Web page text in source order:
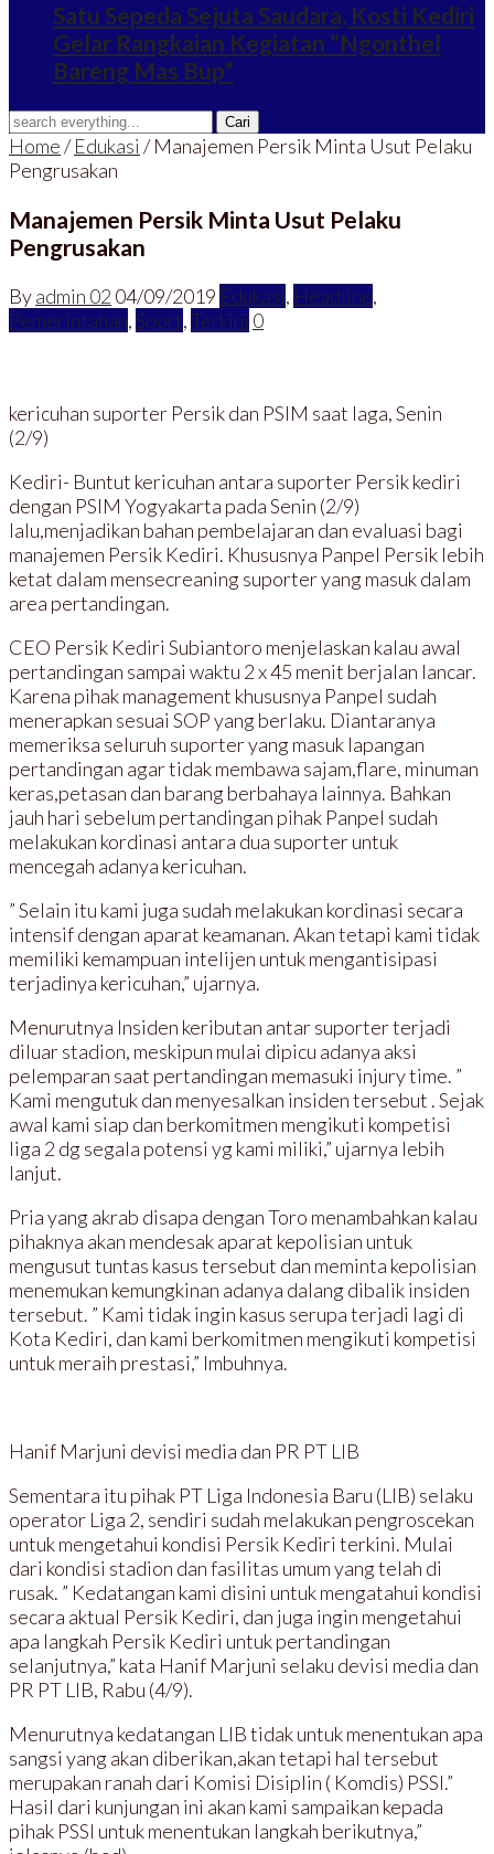
Satu Sepeda Sejuta Saudara, Kosti Kediri
Gelar Rangkaian Kegiatan “Ngonthel
Bareng Mas Bup”
Home/Edukasi /Manajemen Persik Minta Usut Pelaku
Pengrusakan
Manajemen Persik Minta Usut Pelaku
Pengrusakan
Byadmin 02 04/09/2019 Edukasi, Headline,
Pemerintahan, Sport,Terkini 0
kericuhan suporter Persik dan PSIM saat laga, Senin
(2/9)
Kediri- Buntut kericuhan antara suporter Persik kediri
dengan PSIM Yogyakarta pada Senin (2/9)
lalu,menjadikan bahan pembelajaran dan evaluasi bagi
manajemen Persik Kediri. Khususnya Panpel Persik lebih
ketat dalam mensecreaning suporter yang masuk dalam
area pertandingan.
CEO Persik Kediri Subiantoro menjelaskan kalau awal
pertandingan sampai waktu 2 x 45 menit berjalan lancar.
Karena pihak management khususnya Panpel sudah
menerapkan sesuai SOP yang berlaku. Diantaranya
memeriksa seluruh suporter yang masuk lapangan
pertandingan agar tidak membawa sajam,flare, minuman
keras,petasan dan barang berbahaya lainnya. Bahkan
jauh hari sebelum pertandingan pihak Panpel sudah
melakukan kordinasi antara dua suporter untuk
mencegah adanya kericuhan.
” Selain itu kami juga sudah melakukan kordinasi secara
intensif dengan aparat keamanan. Akan tetapi kami tidak
memiliki kemampuan intelijen untuk mengantisipasi
terjadinya kericuhan,” ujarnya.
Menurutnya Insiden keributan antar suporter terjadi
diluar stadion, meskipun mulai dipicu adanya aksi
pelemparan saat pertandingan memasuki injury time. ”
Kami mengutuk dan menyesalkan insiden tersebut . Sejak
awal kami siap dan berkomitmen mengikuti kompetisi
liga 2 dg segala potensi yg kami miliki,” ujarnya lebih
lanjut.
Pria yang akrab disapa dengan Toro menambahkan kalau
pihaknya akan mendesak aparat kepolisian untuk
mengusut tuntas kasus tersebut dan meminta kepolisian
menemukan kemungkinan adanya dalang dibalik insiden
tersebut. ” Kami tidak ingin kasus serupa terjadi lagi di
Kota Kediri, dan kami berkomitmen mengikuti kompetisi
untuk meraih prestasi,” Imbuhnya.
Hanif Marjuni devisi media dan PR PT LIB
Sementara itu pihak PT Liga Indonesia Baru (LIB) selaku
operator Liga 2, sendiri sudah melakukan pengroscekan
untuk mengetahui kondisi Persik Kediri terkini. Mulai
dari kondisi stadion dan fasilitas umum yang telah di
rusak. ” Kedatangan kami disini untuk mengatahui kondisi
secara aktual Persik Kediri, dan juga ingin mengetahui
apa langkah Persik Kediri untuk pertandingan
selanjutnya,” kata Hanif Marjuni selaku devisi media dan
PR PT LIB, Rabu (4/9).
Menurutnya kedatangan LIB tidak untuk menentukan apa
sangsi yang akan diberikan,akan tetapi hal tersebut
merupakan ranah dari Komisi Disiplin ( Komdis) PSSI.”
Hasil dari kunjungan ini akan kami sampaikan kepada
pihak PSSI untuk menentukan langkah berikutnya,”